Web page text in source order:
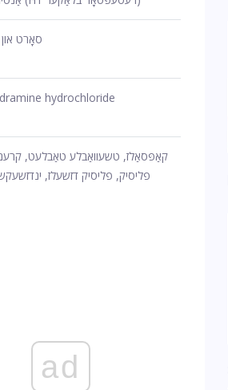
סאָרט
hydrochloride
קאַפּסאַלז, טשעוואַבלע טאַבלעט,
פליסיק, פליסיק דזשעלז,
ad